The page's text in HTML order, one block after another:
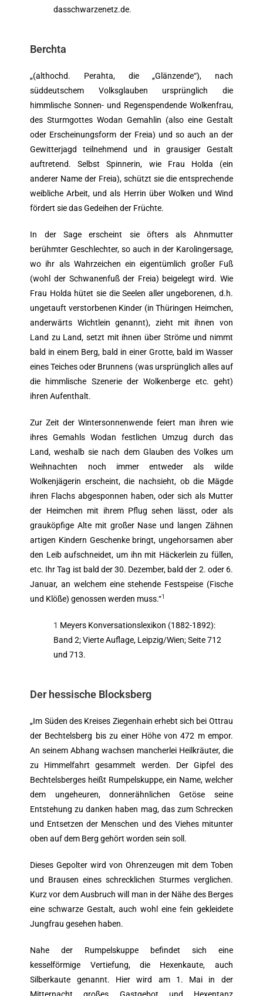
dasschwarzenetz.de.
Berchta
„(althochd. Perahta, die „Glänzende“), nach
süddeutschem Volksglauben ursprünglich die
himmlische Sonnen- und Regenspendende Wolkenfrau,
des Sturmgottes Wodan Gemahlin (also eine Gestalt
oder Erscheinungsform der Freia) und so auch an der
Gewitterjagd teilnehmend und in grausiger Gestalt
auftretend. Selbst Spinnerin, wie Frau Holda (ein
anderer Name der Freia), schützt sie die entsprechende
weibliche Arbeit, und als Herrin über Wolken und Wind
fördert sie das Gedeihen der Früchte.
In der Sage erscheint sie öfters als Ahnmutter
berühmter Geschlechter, so auch in der Karolingersage,
wo ihr als Wahrzeichen ein eigentümlich großer Fuß
(wohl der Schwanenfuß der Freia) beigelegt wird. Wie
Frau Holda hütet sie die Seelen aller ungeborenen, d.h.
ungetauft verstorbenen Kinder (in Thüringen Heimchen,
anderwärts Wichtlein genannt), zieht mit ihnen von
Land zu Land, setzt mit ihnen über Ströme und nimmt
bald in einem Berg, bald in einer Grotte, bald im Wasser
eines Teiches oder Brunnens (was ursprünglich alles auf
die himmlische Szenerie der Wolkenberge etc. geht)
ihren Aufenthalt.
Zur Zeit der Wintersonnenwende feiert man ihren wie
ihres Gemahls Wodan festlichen Umzug durch das
Land, weshalb sie nach dem Glauben des Volkes um
Weihnachten noch immer entweder als wilde
Wolkenjägerin erscheint, die nachsieht, ob die Mägde
ihren Flachs abgesponnen haben, oder sich als Mutter
der Heimchen mit ihrem Pflug sehen lässt, oder als
grauköpfige Alte mit großer Nase und langen Zähnen
artigen Kindern Geschenke bringt, ungehorsamen aber
den Leib aufschneidet, um ihn mit Häckerlein zu füllen,
etc. Ihr Tag ist bald der 30. Dezember, bald der 2. oder 6.
Januar, an welchem eine stehende Festspeise (Fische
und Klöße) genossen werden muss.“1
1 Meyers Konversationslexikon (1882-1892):
Band 2; Vierte Auflage, Leipzig/Wien; Seite 712
und 713.
Der hessische Blocksberg
„Im Süden des Kreises Ziegenhain erhebt sich bei Ottrau
der Bechtelsberg bis zu einer Höhe von 472 m empor.
An seinem Abhang wachsen mancherlei Heilkräuter, die
zu Himmelfahrt gesammelt werden. Der Gipfel des
Bechtelsberges heißt Rumpelskuppe, ein Name, welcher
dem ungeheuren, donnerähnlichen Getöse seine
Entstehung zu danken haben mag, das zum Schrecken
und Entsetzen der Menschen und des Viehes mitunter
oben auf dem Berg gehört worden sein soll.
Dieses Gepolter wird von Ohrenzeugen mit dem Toben
und Brausen eines schrecklichen Sturmes verglichen.
Kurz vor dem Ausbruch will man in der Nähe des Berges
eine schwarze Gestalt, auch wohl eine fein gekleidete
Jungfrau gesehen haben.
Nahe der Rumpelskuppe befindet sich eine
kesselförmige Vertiefung, die Hexenkaute, auch
Silberkaute genannt. Hier wird am 1. Mai in der